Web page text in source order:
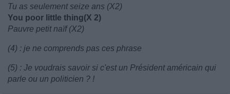
Tu as seulement seize ans (X2)
You poor little thing(X 2)
Pauvre petit naïf (X2)
(4) : je ne comprends pas ces phrase
(5) : Je voudrais savoir si c'est un Président américain qui
parle ou un politicien ? !